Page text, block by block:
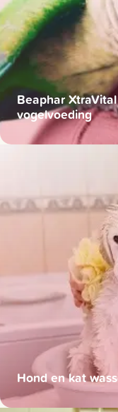
Beaphar
vogelvoeding
Hond en kat